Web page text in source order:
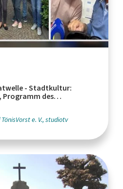
- Stadtkultur:
Programm des
e. V., studiotv